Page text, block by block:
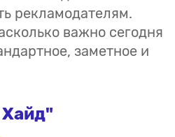
рекламодателям.
важно сегодня
заметное и